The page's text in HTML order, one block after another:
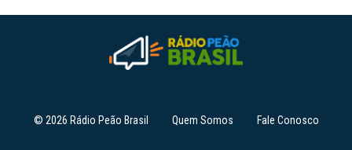
© 2026 Rádio Peão Brasil Quem Somos Fale Conosco